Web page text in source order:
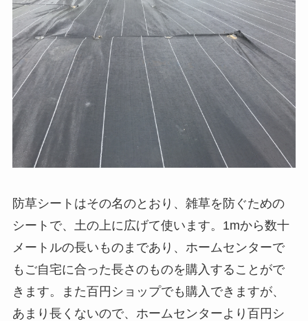
防草シートはその名のとおり、雑草を防ぐための
シートで、土の上に広げて使います。1mから数十
メートルの長いものまであり、ホームセンターで
もご自宅に合った長さのものを購入することがで
きます。また百円ショップでも購入できますが、
あまり長くないので、ホームセンターより百円シ